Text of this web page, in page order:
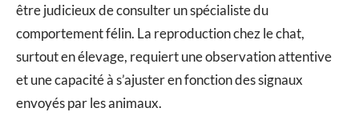
être judicieux de consulter un spécialiste du
comportement félin. La reproduction chez le chat,
surtout en élevage, requiert une observation attentive
et une capacité à s’ajuster en fonction des signaux
envoyés par les animaux.